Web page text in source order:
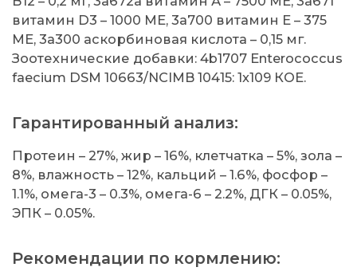
витамин D3 – 1000 МЕ, 3a700 витамин Е – 375
МЕ, 3а300 аскорбиновая кислота – 0,15 мг.
Зоотехнические добавки: 4b1707 Enterococcus
faecium DSM 10663/NCIMB 10415: 1x109 КОЕ.
Гарантированный анализ:
Протеин – 27%, жир – 16%, клетчатка – 5%, зола –
8%, влажность – 12%, кальций – 1.6%, фосфор –
1.1%, омега-3 – 0.3%, омега-6 – 2.2%, ДГК – 0.05%,
ЭПК – 0.05%.
Рекомендации по кормлению: